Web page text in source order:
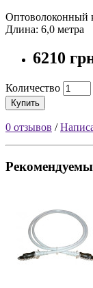
Оптоволоконный
Длина: 6,0 метра
6210
Количество
Купить
0 отзывов /